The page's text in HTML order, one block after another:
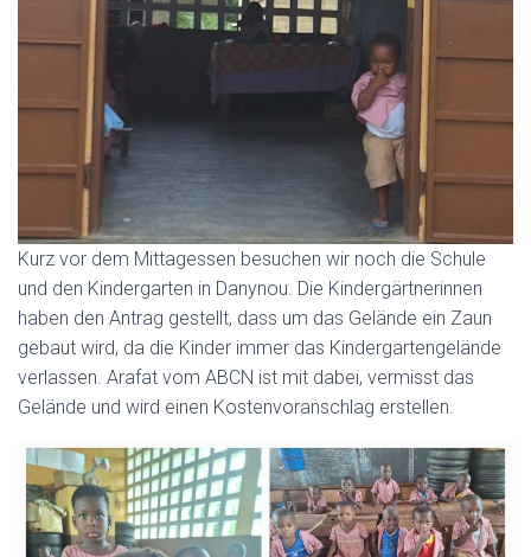
Kurz vor dem Mittagessen besuchen wir noch die Schule
und den Kindergarten in Danynou. Die Kindergärtnerinnen
haben den Antrag gestellt, dass um das Gelände ein Zaun
gebaut wird, da die Kinder immer das Kindergartengelände
verlassen. Arafat vom ABCN ist mit dabei, vermisst das
Gelände und wird einen Kostenvoranschlag erstellen.